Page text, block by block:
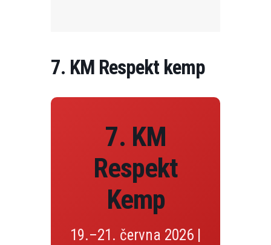
7. KM Respekt kemp
7. KM
Respekt
Kemp
19.–21. června 2026 |